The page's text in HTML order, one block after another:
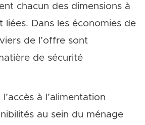
chacun des dimensions à
liées. Dans les économies de
de l’offre sont
de sécurité
à l’alimentation
au sein du ménage